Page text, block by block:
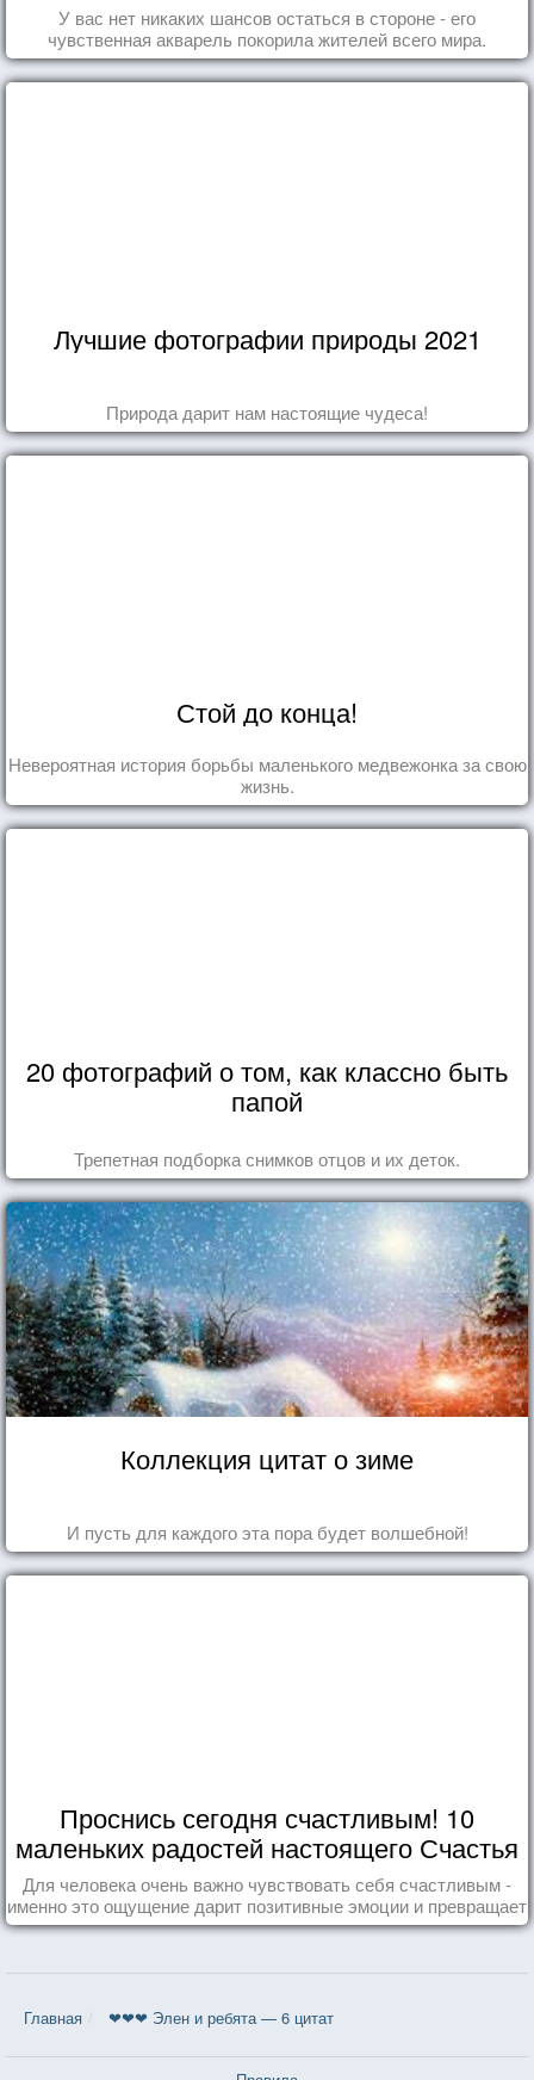
У вас нет никаких шансов остаться в стороне - его
чувственная акварель покорила жителей всего мира.
Лучшие фотографии природы 2021
Природа дарит нам настоящие чудеса!
Стой до конца!
Невероятная история борьбы маленького медвежонка за свою
жизнь.
20 фотографий о том, как классно быть
папой
Трепетная подборка снимков отцов и их деток.
Коллекция цитат о зиме
И пусть для каждого эта пора будет волшебной!
Проснись сегодня счастливым! 10
маленьких радостей настоящего Счастья
Для человека очень важно чувствовать себя счастливым -
именно это ощущение дарит позитивные эмоции и превращает
каждый день в маленький праздник.
Главная ❤❤❤ Элен и ребята — 6 цитат